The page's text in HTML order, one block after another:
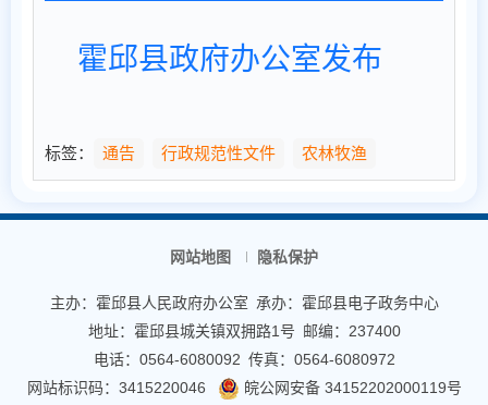
霍邱县政府办公室发布
标签： 通告 行政规范性文件 农林牧渔
网站地图 隐私保护
主办：霍邱县人民政府办公室 承办：霍邱县电子政务中心
地址：霍邱县城关镇双拥路1号 邮编：237400
电话：0564-6080092 传真：0564-6080972
网站标识码：3415220046
皖公网安备 34152202000119号